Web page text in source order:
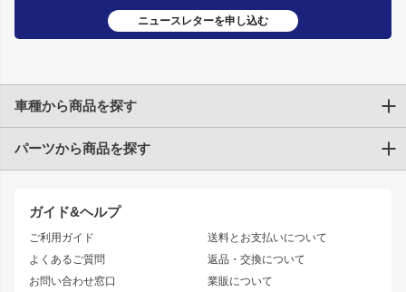
ニュースレターを申し込む
ガイド&ヘルプ
ご利用ガイド
よくあるご質問
お問い合わせ窓口
送料とお支払いについて
返品・交換について
業販について
車種から商品を探す
トヨタ
JZX90 CHASER
JZX110 MARK II
JZX100 MARK II
JZX90 MARK II
アリスト
ソアラ
アルテッツァ
パーツから商品を探す
エアロシリーズ
ドリフトライン
風神
雷神
レーシングライン
アタックライン
ストリームライン